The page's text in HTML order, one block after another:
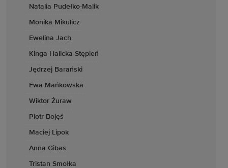
Natalia Pudełko-Malik
Monika Mikulicz
Ewelina Jach
Kinga Halicka-Stępień
Jędrzej Barański
Ewa Mańkowska
Wiktor Żuraw
Piotr Bojęś
Maciej Lipok
Anna Gibas
Tristan Smołka